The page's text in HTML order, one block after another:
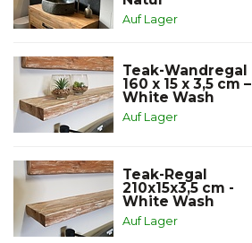
Auf Lager
Teak-Wandregal
160 x 15 x 3,5 cm –
White Wash
Auf Lager
Teak-Regal
210x15x3,5 cm -
White Wash
Auf Lager